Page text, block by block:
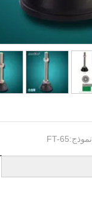
نموذج:FT-65